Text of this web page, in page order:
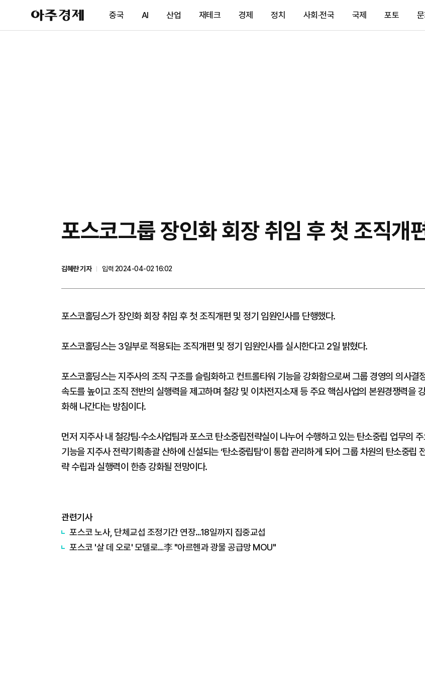
아
주
제
중국 AI 산업 재테크 경제 정치 사회·전국 국제 포토 문
포스코그룹 장인화 회장 취임 후 첫 조직개
김혜란 기자
입력 2024-04-02 16:02
포스코홀딩스가 장인화 회장 취임 후 첫 조직개편 및 정기 임원인사를 단행했다.
포스코홀딩스는 3일부로 적용되는 조직개편 및 정기 임원인사를 실시한다고 2일 밝혔다.
포스코홀딩스는 지주사의 조직 구조를 슬림화하고 컨트롤타워 기능을 강화함으로써 그룹 경영의 의사결
속도를 높이고 조직 전반의 실행력을 제고하며 철강 및 이차전지소재 등 주요 핵심사업의 본원경쟁력을 강
화해 나간다는 방침이다.
먼저 지주사 내 철강팀·수소사업팀과 포스코 탄소중립전략실이 나누어 수행하고 있는 탄소중립 업무의
기능을 지주사 전략기획총괄 산하에 신설되는 ‘탄소중립팀’이 통합 관리하게 되어 그룹 차원의 탄소중립
략 수립과 실행력이 한층 강화될 전망이다.
관련기사
포스코 노사, 단체교섭 조정기간 연장…18일까지 집중교섭
포스코 '살 데 오로' 모델로…李 "아르헨과 광물 공급망 MOU"